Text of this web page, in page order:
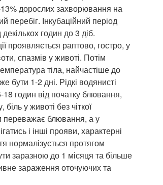
13% дорослих захворювання на
Інкубаційний період
годин до 3 діб.
проявляється раптово, гостро, у
спазмів у животі. Потім
тіла, найчастіше до
1-2 дні. Рідкі водянисті
годин від початку блювання,
у животі без чіткої
переважає блювання, а у
і інші прояви, характерні
нормалізується протягом
заразною до 1 місяця та більше
зараження оточуючих та